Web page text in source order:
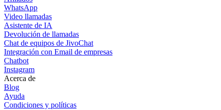
WhatsApp
Video llamadas
Asistente de IA
Devolución de llamadas
Chat de equipos de JivoChat
Integración con Email de empresas
Chatbot
Instagram
Acerca de
Blog
Ayuda
Condiciones y políticas